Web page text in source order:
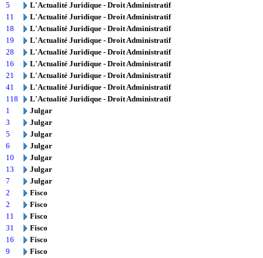
5
L'Actualité Juridique - Droit Administratif
11
L'Actualité Juridique - Droit Administratif
18
L'Actualité Juridique - Droit Administratif
19
L'Actualité Juridique - Droit Administratif
28
L'Actualité Juridique - Droit Administratif
16
L'Actualité Juridique - Droit Administratif
21
L'Actualité Juridique - Droit Administratif
41
L'Actualité Juridique - Droit Administratif
118
L'Actualité Juridique - Droit Administratif
1
Julgar
3
Julgar
5
Julgar
6
Julgar
10
Julgar
13
Julgar
7
Julgar
2
Fisco
2
Fisco
11
Fisco
31
Fisco
16
Fisco
9
Fisco